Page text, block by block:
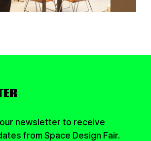
newsletter to receive
from Space Design Fair.